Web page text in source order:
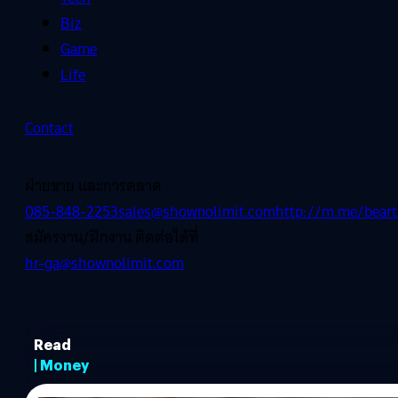
Biz
Game
Life
Contact
ฝ่ายขาย และการตลาด
085-848-2253sales@shownolimit.comhttp://m.me/
สมัครงาน/ฝึกงาน ติดต่อได้ที่
hr-ga@shownolimit.com
Read
| Money